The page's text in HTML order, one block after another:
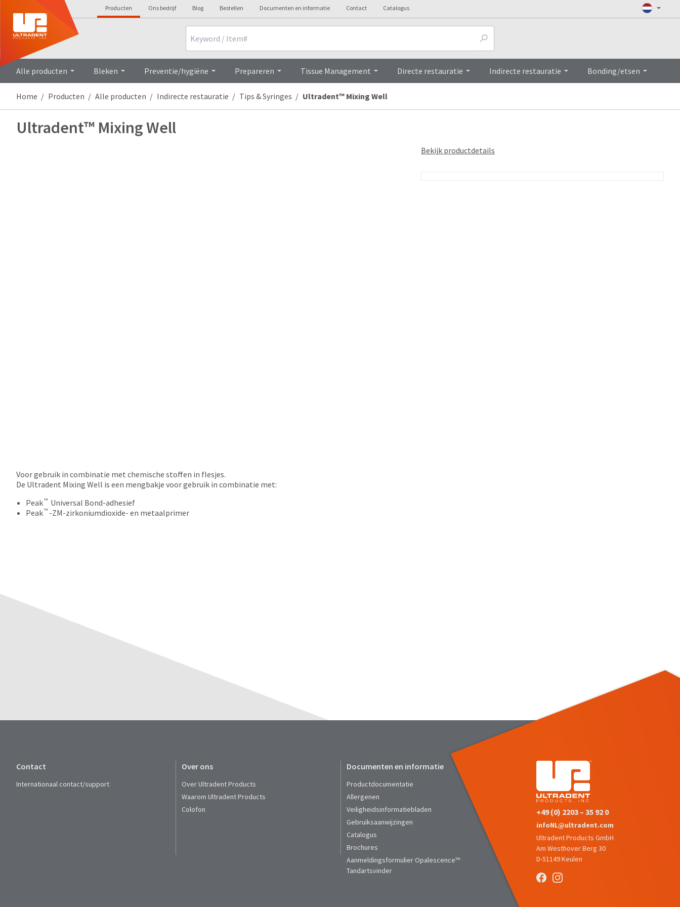
Producten Ons bedrijf Blog Bestellen Documenten en informatie Contact Catalogus
Alle producten Bleken Preventie/hygiëne Prepareren Tissue Management Directe restauratie Indirecte restauratie Bonding/etsen
Home Producten Alle producten Indirecte restauratie Tips & Syringes Ultradent™ Mixing Well
Ultradent™ Mixing Well
Bekijk productdetails
Voor gebruik in combinatie met chemische stoffen in flesjes.
De Ultradent Mixing Well is een mengbakje voor gebruik in combinatie met:
Peak™ Universal Bond-adhesief
Peak™ -ZM-zirkoniumdioxide- en metaalprimer
Contact
Internationaal contact/support
Over ons
Over Ultradent Products
Waarom Ultradent Products
Colofon
Documenten en informatie
Productdocumentatie
Allergenen
Veiligheidsinformatiebladen
Gebruiksaanwijzingen
Catalogus
Brochures
Aanmeldingsformulier Opalescence™
Tandartsvinder
+49 (0) 2203 – 35 92 0
infoNL@ultradent.com
Ultradent Products GmbH
Am Westhover Berg 30
D-51149 Keulen